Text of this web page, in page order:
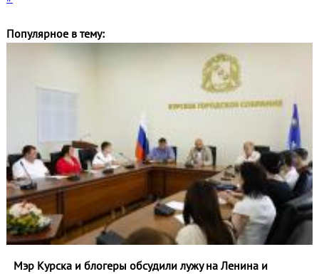
Популярное в тему:
Мэр Курска и блогеры обсудили лужу на Ленина и